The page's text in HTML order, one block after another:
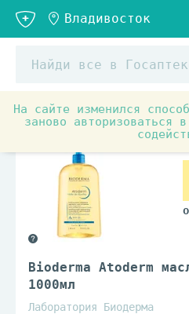
На сайте изменился
заново авторизоваться
Товары для красоты и
Bioderma Atoderm
1000мл
Лаборатория Биодерма